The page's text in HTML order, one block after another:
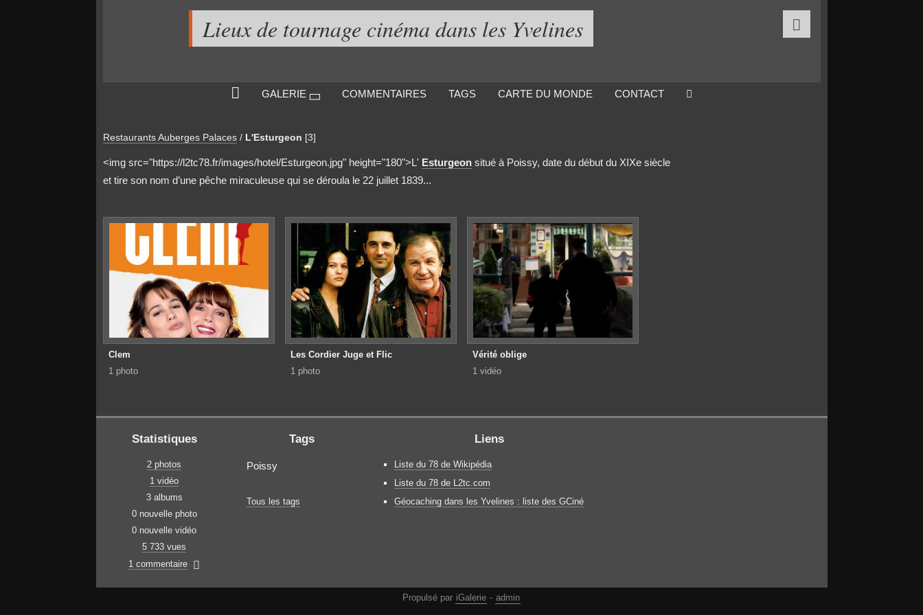
Lieux de tournage cinéma dans les Yvelines 
GALERIE COMMENTAIRES TAGS CARTE DU MONDE CONTACT
Restaurants Auberges Palaces / L'Esturgeon [3]
<img src="https://l2tc78.fr/images/hotel/Esturgeon.jpg" height="180">L' Esturgeonsitué à Poissy, date du début du XIXe siècle
et tire son nom d’une pêche miraculeuse qui se déroula le 22 juillet 1839...
Clem
1 photo
Les Cordier Juge et Flic
1 photo
Vérité oblige
1 vidéo
Statistiques
2 photos
1 vidéo
3 albums
0 nouvelle photo
0 nouvelle vidéo
5 733 vues
1 commentaire

Tags
Poissy
Tous les tags
Liens
Liste du 78 de Wikipédia
Liste du 78 de L2tc.com
Géocaching dans les Yvelines : liste des GCiné
Propulsé par iGalerie - admin